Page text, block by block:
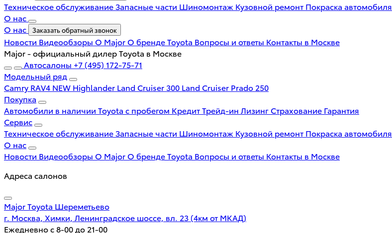
Техническое обслуживаниеЗапасные части Шиномонтаж Кузовной ремонт Покраска автомобиля
О нас
О нас
Заказать обратный звонок
Новости Видеообзоры О Major О бренде Toyota Вопросы и ответы Контакты в Москве
Major - официальный дилер Toyota в Москве
Автосалоны +7 (495) 172-75-71
Модельный ряд
Camry RAV4 NEW Highlander Land Cruiser 300 Land Cruiser Prado 250
Покупка
Автомобили в наличии Toyota с пробегом КредитТрейд-ин Лизинг Страхование Гарантия
Сервис
Техническое обслуживаниеЗапасные части Шиномонтаж Кузовной ремонт Покраска автомобиля
О нас
Новости Видеообзоры О Major О бренде Toyota Вопросы и ответы Контакты в Москве
Адреса салонов
Major Toyota Шереметьево
г. Москва, Химки, Ленинградское шоссе, вл. 23 (4км от МКАД)
Ежедневно с 8-00 до 21-00